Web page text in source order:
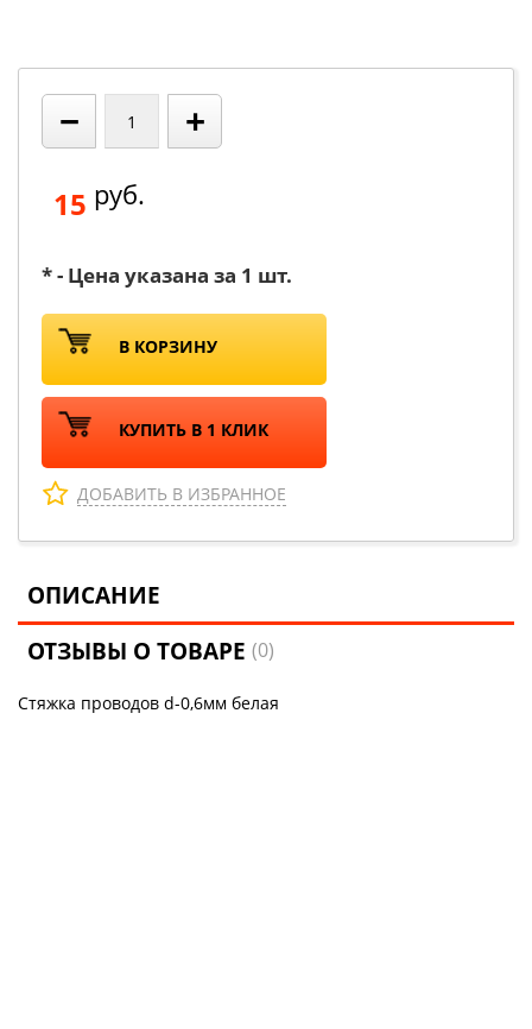
− +
15 руб.
* - Цена указана за 1 шт.
В КОРЗИНУ
КУПИТЬ В 1 КЛИК
ДОБАВИТЬ В ИЗБРАННОЕ
ОПИСАНИЕ
ОТЗЫВЫ О ТОВАРЕ(0)
Стяжка проводов d-0,6мм белая